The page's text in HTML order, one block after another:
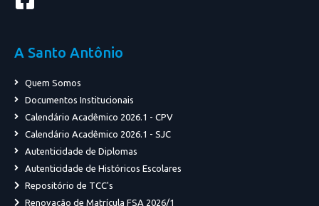
A Santo Antônio
Quem Somos
Documentos Institucionais
Calendário Acadêmico 2026.1 - CPV
Calendário Acadêmico 2026.1 - SJC
Autenticidade de Diplomas
Autenticidade de Históricos Escolares
Repositório de TCC's
Renovação de Matrícula FSA 2026/1